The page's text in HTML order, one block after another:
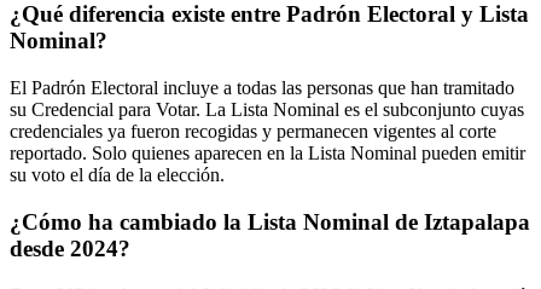
¿Qué diferencia existe entre Padrón Electoral y Lista
Nominal?
El Padrón Electoral incluye a todas las personas que han tramitado
su Credencial para Votar. La Lista Nominal es el subconjunto cuyas
credenciales ya fueron recogidas y permanecen vigentes al corte
reportado. Solo quienes aparecen en la Lista Nominal pueden emitir
su voto el día de la elección.
¿Cómo ha cambiado la Lista Nominal de Iztapalapa
desde 2024?